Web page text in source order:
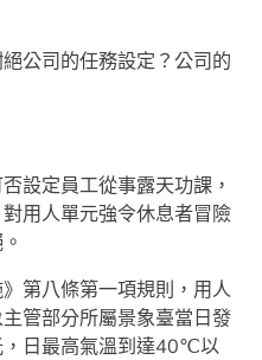
公司的任務設定？公司的
設定員工從事露天功課，
用人單元強令休息者冒險
第八條第一項規則，用人
管部分所屬景象臺當日發
，日最高氣溫到達40℃以